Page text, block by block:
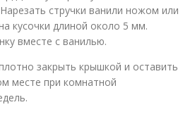
стручки ванили ножом или
кусочки длиной около 5 мм.
вместе с ванилью.
закрыть крышкой и оставить
месте при комнатной